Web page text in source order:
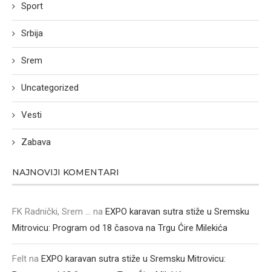
Sport
Srbija
Srem
Uncategorized
Vesti
Zabava
NAJNOVIJI KOMENTARI
FK Radnički, Srem ... na EXPO karavan sutra stiže u Sremsku
Mitrovicu: Program od 18 časova na Trgu Ćire Milekića
Felt na EXPO karavan sutra stiže u Sremsku Mitrovicu: